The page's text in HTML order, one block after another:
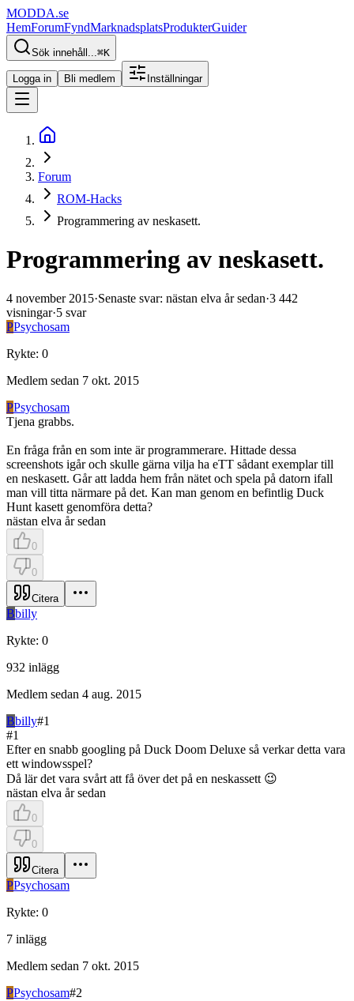
MODDA.se
HemForumFyndMarknadsplatsProdukterGuider
Sök innehåll...⌘K
Logga in Bli medlem Inställningar
Forum
ROM-Hacks
Programmering av neskasett.
Programmering av neskasett.
4 november 2015·Senaste svar: nästan elva år sedan·3 442
visningar·5 svar
PPsychosam
Rykte: 0
Medlem sedan 7 okt. 2015
PPsychosam
Tjena grabbs.
En fråga från en som inte är programmerare. Hittade dessa
screenshots igår och skulle gärna vilja ha eTT sådant exemplar till
en neskasett. Går att ladda hem från nätet och spela på datorn ifall
man vill titta närmare på det. Kan man genom en befintlig Duck
Hunt kasett genomföra detta?
nästan elva år sedan
0
0
Citera
Bbilly
Rykte: 0
932 inlägg
Medlem sedan 4 aug. 2015
Bbilly#1
#1
Efter en snabb googling på Duck Doom Deluxe så verkar detta vara
ett windowsspel?
Då lär det vara svårt att få över det på en neskassett 😉
nästan elva år sedan
0
0
Citera
PPsychosam
Rykte: 0
7 inlägg
Medlem sedan 7 okt. 2015
PPsychosam#2